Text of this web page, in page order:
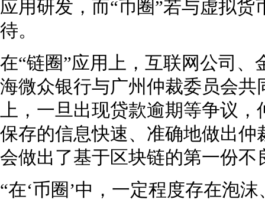
应用研发，而“币圈”若与虚拟
待。
在“链圈”应用上，互联网公司
海微众银行与广州仲裁委员会
上，一旦出现贷款逾期等争议
保存的信息快速、准确地做出仲
会做出了基于区块链的第一份不
“在‘币圈’中，一定程度存在泡